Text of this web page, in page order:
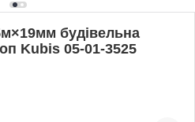
будівельна
Kubis 05-01-3525